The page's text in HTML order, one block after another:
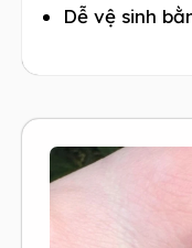
Dễ vệ sinh